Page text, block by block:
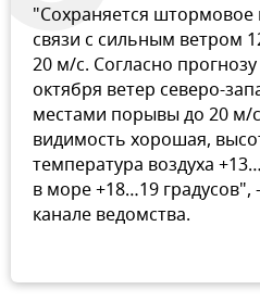
"Сохраняется
связи с сильным ветром
20 м/с. Согласно
октября ветер северо-
местами порывы до 20 м/
видимость хорошая,
температура воздуха
в море +18…19 градусов",
канале ведомства.